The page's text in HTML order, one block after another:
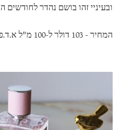
ובעיניי זהו בושם נהדר לחודשים
המחיר - 103 דולר ל-100 מ"ל א.ד.פ